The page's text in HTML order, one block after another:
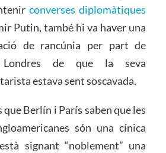
converses diplomàtiques
Putin, també hi va haver una
de rancúnia per part de
de que la seva
estava sent soscavada.
que Berlín i París saben que les
són una cínica
signant “noblement” una